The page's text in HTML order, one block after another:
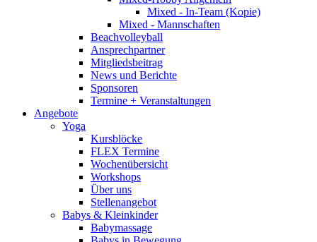
Mixed - In-Team (Kopie)
Mixed - Mannschaften
Beachvolleyball
Ansprechpartner
Mitgliedsbeitrag
News und Berichte
Sponsoren
Termine + Veranstaltungen
Angebote
Yoga
Kursblöcke
FLEX Termine
Wochenübersicht
Workshops
Über uns
Stellenangebot
Babys & Kleinkinder
Babymassage